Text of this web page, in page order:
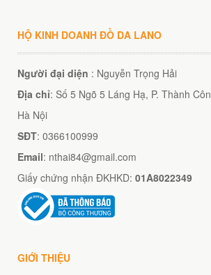
HỘ KINH DOANH ĐỒ DA LANO
Người đại diện : Nguyễn Trọng Hải
Địa chỉ: Số 5 Ngõ 5 Láng Hạ, P. Thành
Hà Nội
SĐT: 0366100999
Email: nthai84@gmail.com
Giấy chứng nhận ĐKHKD: 01A8022349
GIỚI THIỆU